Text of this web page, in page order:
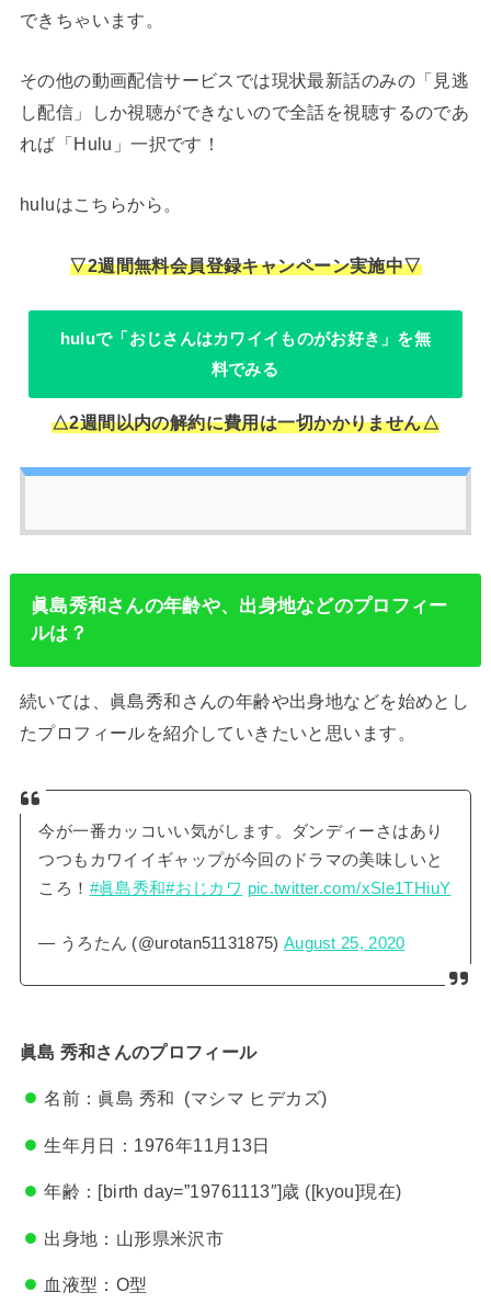
できちゃいます。
その他の動画配信サービスでは現状最新話のみの「見逃
し配信」しか視聴ができないので全話を視聴するのであ
れば「Hulu」一択です！
huluはこちらから。
▽2週間無料会員登録キャンペーン実施中▽
huluで「おじさんはカワイイものがお好き」を無
料でみる
△2週間以内の解約に費用は一切かかりません△
眞島秀和さんの年齢や、出身地などのプロフィー
ルは？
続いては、眞島秀和さんの年齢や出身地などを始めとし
たプロフィールを紹介していきたいと思います。
今が一番カッコいい気がします。ダンディーさはあり
つつもカワイイギャップが今回のドラマの美味しいと
ころ！ #眞島秀和#おじカワ pic.twitter.com/xSle1THiuY
— うろたん (@urotan51131875) August 25, 2020
眞島 秀和 さんのプロフィール
名前： 眞島 秀和 (マシマ ヒデカズ)
生年月日：1976年11月13日
年齢：[birth day=”19761113″]歳 ([kyou]現在)
出身地： 山形県米沢市
血液型：O型